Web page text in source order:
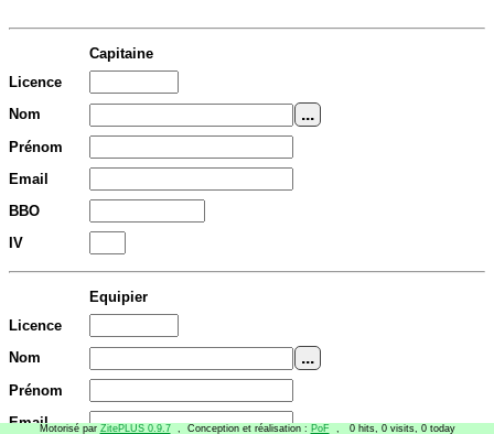
Capitaine
Licence
Nom
Prénom
Email
BBO
IV
Equipier
Licence
Nom
Prénom
EmailMotorisé par ZitePLUS 0.9.7, Conception et réalisation : PoF , 0 hits, 0 visits, 0 today